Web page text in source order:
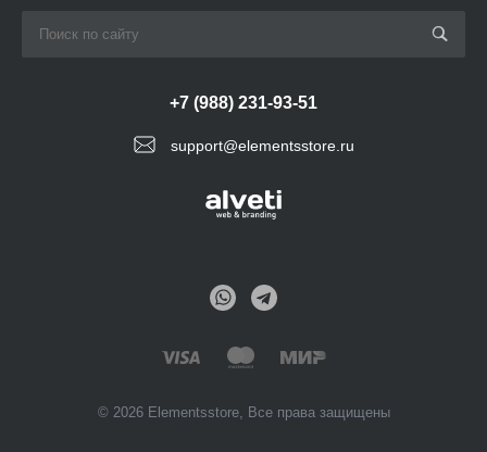
support@elementsstore.ru
+7 (988) 231-93-51
© 2026 Elementsstore, Все права защищены